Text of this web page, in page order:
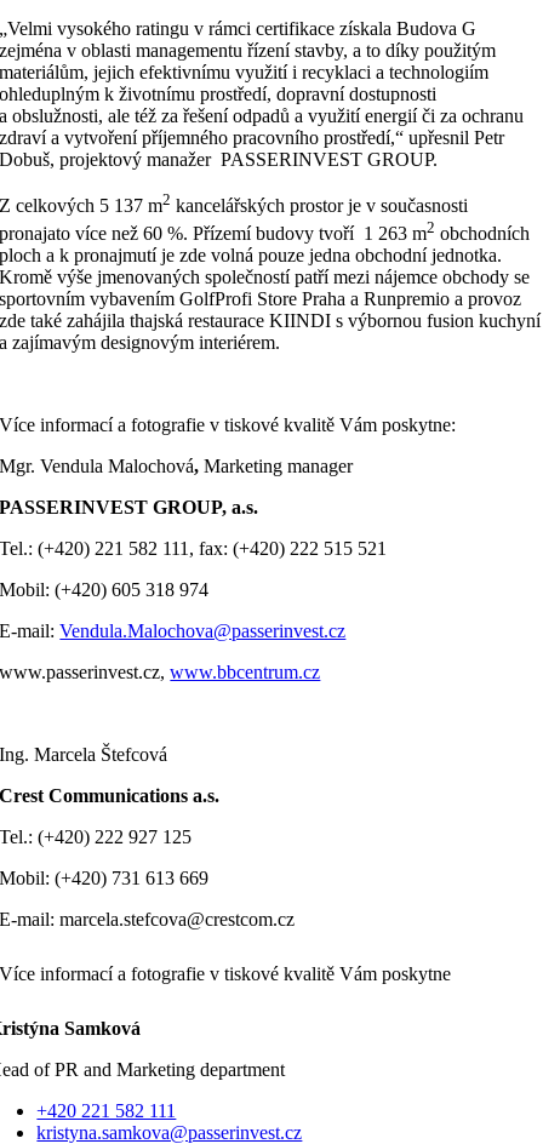
„Velmi vysokého ratingu v rámci certifikace získala Budova G
zejména v oblasti managementu řízení stavby, a to díky použitým
materiálům, jejich efektivnímu využití i recyklaci a technologiím
ohleduplným k životnímu prostředí, dopravní dostupnosti
a obslužnosti, ale též za řešení odpadů a využití energií či za ochranu
zdraví a vytvoření příjemného pracovního prostředí,“ upřesnil Petr
Dobuš, projektový manažer PASSERINVEST GROUP.
Z celkových 5 137 m2 kancelářských prostor je v současnosti
pronajato více než 60 %. Přízemí budovy tvoří 1 263 m2 obchodních
ploch a k pronajmutí je zde volná pouze jedna obchodní jednotka.
Kromě výše jmenovaných společností patří mezi nájemce obchody se
sportovním vybavením GolfProfi Store Praha a Runpremio a provoz
zde také zahájila thajská restaurace KIINDI s výbornou fusion kuchyní
a zajímavým designovým interiérem.
Více informací a fotografie v tiskové kvalitě Vám poskytne:
Mgr. Vendula Malochová,Marketing manager
PASSERINVEST GROUP, a.s.
Tel.: (+420) 221 582 111, fax: (+420) 222 515 521
Mobil: (+420) 605 318 974
E-mail:Vendula.Malochova@passerinvest.cz
www.passerinvest.cz,www.bbcentrum.cz
Ing. Marcela Štefcová
Crest Communications a.s.
Tel.: (+420) 222 927 125
Mobil: (+420) 731 613 669
E-mail: marcela.stefcova@crestcom.cz
Více informací a fotografie v tiskové kvalitě Vám poskytne
Samková
of PR and Marketing department
+420 221 582 111
kristyna.samkova@passerinvest.cz